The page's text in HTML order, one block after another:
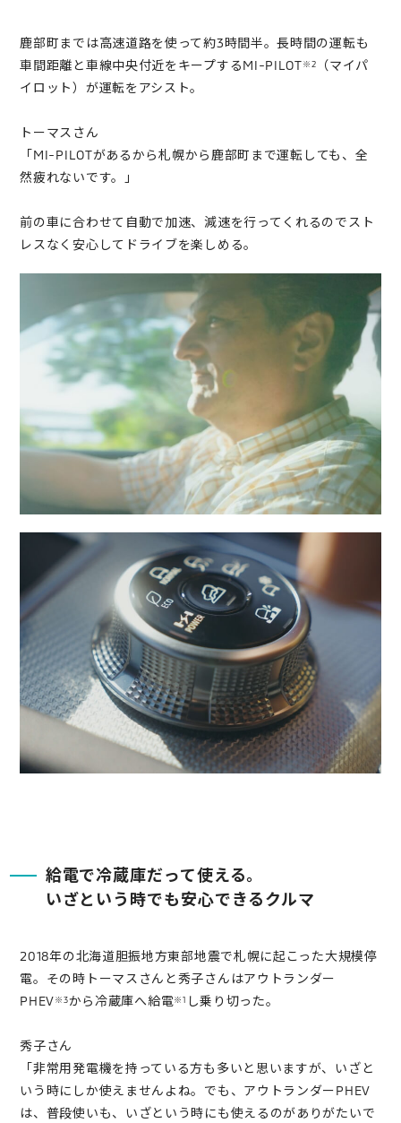
鹿部町までは高速道路を使って約3時間半。長時間の運転も
車間距離と車線中央付近をキープするMI-PILOT※2
（マイパ
イロット）が運転をアシスト。
トーマスさん
「MI-PILOTがあるから札幌から鹿部町まで運転しても、全
然疲れないです。」
前の車に合わせて自動で加速、減速を行ってくれるのでスト
レスなく安心してドライブを楽しめる。
給電で冷蔵庫だって使える。
いざという時でも安心できるクルマ
2018年の北海道胆振地方東部地震で札幌に起こった大規模停
電。その時トーマスさんと秀子さんはアウトランダー
PHEV※3から冷蔵庫へ給電※1 し乗り切った。
秀子さん
「非常用発電機を持っている方も多いと思いますが、いざと
いう時にしか使えませんよね。でも、アウトランダーPHEV
は、普段使いも、いざという時にも使えるのがありがたいで